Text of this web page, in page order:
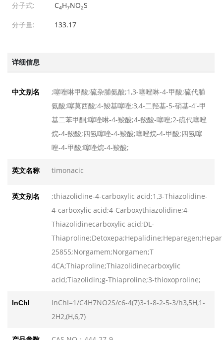
分子式: C4H7NO2S
分子量: 133.17
详细信息
中文别名
;噻唑啉甲酸;硫杂脯氨酸;1,3-噻唑啉-4-甲酸;硫代脯
氨酸;噻莫西酸;4-羧基噻唑;3,4-二羟基-5-硝基-4'-甲
基二苯甲酮;噻唑啉-4-羧酸;4-羧酸-噻唑;2-硫代噻唑
烷-4-羧酸;四氢噻唑-4-羧酸;噻唑烷-4-甲酸;四氢噻
唑-4-甲酸;噻唑烷-4-羧酸;
英文名称 timonacic
英文别名
;thiazolidine-4-carboxylic acid;1,3-Thiazolidine-
4-carboxylic acid;4-Carboxythiazolidine;4-
Thiazolidinecarboxylic acid;DL-
25855;Norgamem;Norgamen;T
4CA;Thiaproline;Thiazolidinecarboxylic
acid;Tiazolidin;g-Thiaproline;3-thioxoproline;
InChI
InChI=1/C4H7NO2S/c6-4(7)3-1-8-2-5-3/h3,5H,1-
2H2,(H,6,7)
beta-丙氨酸
L-半胱氨酸甲酯
焦谷氨酸醇
布日期：2026-08-07
乙酰-L-硫代脯氨酸
布日期：2026-08-07
布日期：2026-08-07
布日期：2026-08-07
甲氧羰基-O-叔丁基-D-苏氨酸
布日期：2026-08-07
L-焦谷氨酸醇
发布日期：2026-08-07
N-乙酰-L-硫代脯氨酸
发布日期：2026-08-07
发布日期：2026-08-07
芴甲氧羰基-O-叔丁基-D-苏氨酸
发布日期：2026-08-07